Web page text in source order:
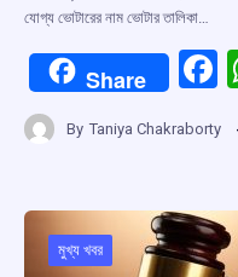
যোগ্য ভোটারের নাম ভোটার তালিকা…
Share
F
o
o
By Taniya Chakraborty
মুখ্য খবর